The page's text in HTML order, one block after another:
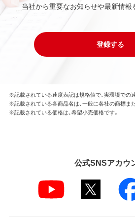
当社から重要なお知らせや最新情報
登録する
※記載されている速度表記は規格値で、実環境での
※記載されている各商品名は、一般に各社の商標ま
※記載されている価格は、希望小売価格です。
公式SNSアカウ